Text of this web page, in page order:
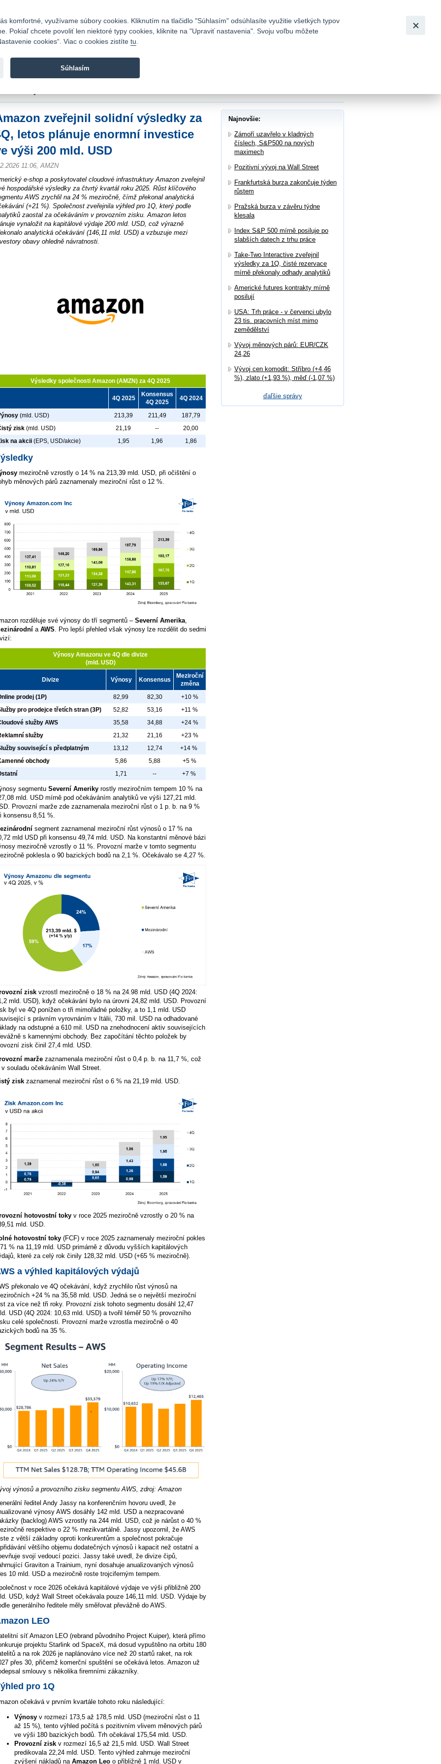
Fio banka sa zameriava na poskytovanie bežných bankových
zveřejnil solidní výsledky za
letos plánuje enormní investice
výši 200 mld. USD
11:06, AMZN
e-shop a poskytovatel cloudové infrastruktury Amazon zveřejnil
hospodářské výsledky za čtvrtý kvartál roku 2025. Růst klíčového
AWS zrychlil na 24 % meziročně, čímž překonal analytická
(+21 %). Společnost zveřejnila výhled pro 1Q, který podle
zaostal za očekáváním v provozním zisku. Amazon letos
vynaložit na kapitálové výdaje 200 mld. USD, což výrazně
analytická očekávání (146,11 mld. USD) a vzbuzuje mezi
obavy ohledně návratnosti.
Výsledky společnosti Amazon (AMZN) za 4Q 2025
4Q 2025
Konsensus
4Q 2025
4Q 2024
(mld. USD) 213,39 211,49
187,79
zisk (mld. USD) 21,19 --
20,00
na akcii (EPS, USD/akcie) 1,95 1,96 1,86
meziročně vzrostly o 14 % na 213,39 mld. USD, při očištění o
měnových párů zaznamenaly meziroční růst o 12 %.
rozděluje své výnosy do tří segmentů –Severní Amerika
a AWS . Pro lepší přehled však výnosy lze rozdělit do sedmi
Výnosy Amazonu ve 4Q dle divize
(mld. USD)
Divize Výnosy Konsensus
Meziroční
změna
prodej (1P)
82,99 82,30
+10 %
pro prodejce třetích stran (3P)
52,82 53,16
+11 %
služby AWS
35,58 34,88
+24 %
služby
21,32 21,16
+23 %
související s předplatným
13,12 12,74
+14 %
obchody
5,86 5,88
+5 %
1,71 -- +7 %
segmentu Severní Ameriky rostly meziročním tempem 10 % na
mld. USD mírně pod očekáváním analytiků ve výši 127,21 mld.
Provozní marže zde zaznamenala meziroční růst o 1 p. b. na 9 %
konsensu 8,51 %.
segment zaznamenal meziroční růst výnosů o 17 % na
mld USD při konsensu 49,74 mld. USD. Na konstantní měnové bázi
meziročně vzrostly o 11 %. Provozní marže v tomto segmentu
poklesla o 90 bazických bodů na 2,1 %. Očekávalo se 4,27 %.
zisk vzrostl meziročně o 18 % na 24.98 mld. USD (4Q 2024:
mld. USD), když očekávání bylo na úrovni 24,82 mld. USD. Provozní
byl ve 4Q ponížen o tři mimořádné položky, a to 1,1 mld. USD
s právním vyrovnáním v Itálii, 730 mil. USD na odhadované
na odstupné a 610 mil. USD na znehodnocení aktiv souvisejících
s kamennými obchody. Bez započítání těchto položek by
zisk činil 27,4 mld. USD.
marže zaznamenala meziroční růst o 0,4 p. b. na 11,7 %, což
v souladu očekáváním Wall Street.
zisk zaznamenal meziroční růst o 6 % na 21,19 mld. USD.
hotovostní toky v roce 2025 meziročně vzrostly o 20 % na
mld. USD.
hotovostní toky (FCF) v roce 2025 zaznamenaly meziroční pokles
% na 11,19 mld. USD primárně z důvodu vyšších kapitálových
které za celý rok činily 128,32 mld. USD (+65 % meziročně).
a výhled kapitálových výdajů
překonalo ve 4Q očekávání, když zrychlilo růst výnosů na
+24 % na 35,58 mld. USD. Jedná se o největší meziroční
za více než tři roky. Provozní zisk tohoto segmentu dosáhl 12,47
USD (4Q 2024: 10,63 mld. USD) a tvořil téměř 50 % provozního
celé společnosti. Provozní marže vzrostla meziročně o 40
bodů na 35 %.
výnosů a provozního zisku segmentu AWS, zdroj: Amazon
ředitel Andy Jassy na konferenčním hovoru uvedl, že
výnosy AWS dosáhly 142 mld. USD a nezpracované
(backlog) AWS vzrostly na 244 mld. USD, což je nárůst o 40 %
respektive o 22 % mezikvartálně. Jassy upozornil, že AWS
z větší základny oproti konkurentům a společnost pokračuje
většího objemu dodatečných výnosů i kapacit než ostatní a
svojí vedoucí pozici. Jassy také uvedl, že divize čipů,
Graviton a Trainium, nyní dosahuje anualizovaných výnosů
10 mld. USD a meziročně roste trojciferným tempem.
v roce 2026 očekává kapitálové výdaje ve výši přibližně 200
USD, když Wall Street očekávala pouze 146,11 mld. USD. Výdaje by
generálního ředitele měly směřovat převážně do AWS.
LEO
síť Amazon LEO (rebrand původního Project Kuiper), která přímo
projektu Starlink od SpaceX, má dosud vypuštěno na orbitu 180
a na rok 2026 je naplánováno více než 20 startů raket, na rok
přes 30, přičemž komerční spuštění se očekává letos. Amazon už
smlouvy s několika firemními zákazníky.
pro 1Q
očekává v prvním kvartále tohoto roku následující:
Výnosy v rozmezí 173,5 až 178,5 mld. USD (meziroční růst o 11
až 15 %), tento výhled počítá s pozitivním vlivem měnových párů
ve výši 180 bazických bodů. Trh očekával 175,54 mld. USD.
Provozní zisk v rozmezí 16,5 až 21,5 mld. USD. Wall Street
predikovala 22,24 mld. USD. Tento výhled zahrnuje meziroční
zvýšení nákladů na Amazon Leo o přibližně 1 mld. USD v
Najnovšie:
Zámoří uzavřelo v kladných
číslech, S&P500 na nových
maximech
Pozitivní vývoj na Wall Street
Frankfurtská burza zakončuje týden
růstem
Pražská burza v závěru týdne
klesala
Index S&P 500 mírně posiluje po
slabších datech z trhu práce
Take-Two Interactive zveřejnil
výsledky za 1Q, čisté rezervace
mírně překonaly odhady analytiků
Americké futures kontrakty mírně
posilují
USA: Trh práce - v červenci ubylo
23 tis. pracovních míst mimo
zemědělství
Vývoj měnových párů: EUR/CZK
24,26
Vývoj cen komodit: Stříbro (+4,46
%), zlato (+1,93 %), měď (-1,07 %)
ďaľšie správy
komfortné, využívame súbory cookies. Kliknutím na tlačidlo "Súhlasím" odsúhlasíte využitie všetkých typov
Pokiaľ chcete povoliť len niektoré typy cookies, kliknite na "Upraviť nastavenia". Svoju voľbu môžete
cookies“. Viac o cookies zistíte tu
Súhlasím